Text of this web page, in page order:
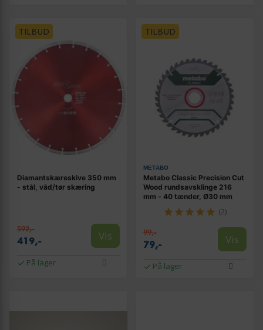
TILBUD
Diamantskæreskive 350 mm
- stål, våd/tør skæring
592,-
419,- Vis
På lager
TILBUD
METABO
Metabo Classic Precision Cut
Wood rundsavsklinge 216
mm - 40 tænder, Ø30 mm
(2)
99,-
79,- Vis
På lager